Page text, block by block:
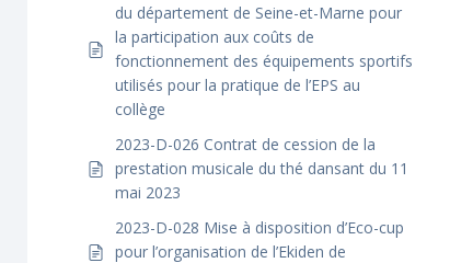
du département de Seine-et-Marne pour
la participation aux coûts de
fonctionnement des équipements sportifs
utilisés pour la pratique de l’EPS au
collège
2023-D-026 Contrat de cession de la
prestation musicale du thé dansant du 11
mai 2023
2023-D-028 Mise à disposition d’Eco-cup
pour l’organisation de l’Ekiden de